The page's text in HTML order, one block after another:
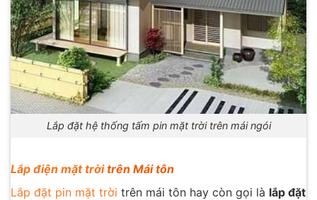
Lắp đặt hệ thống tấm pin mặt trời trên mái ngói
Lắp điện mặt trờitrên Mái tôn
Lắp đặt pin mặt trời trên mái tôn hay còn gọi là lắp đặt